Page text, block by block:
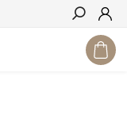
Hledat